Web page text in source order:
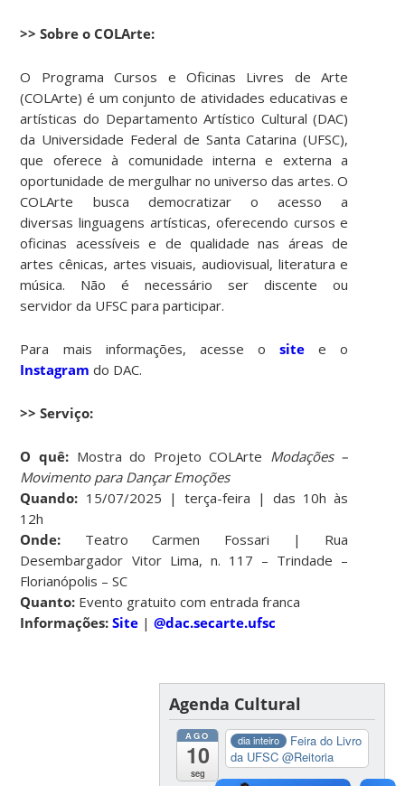
>> Sobre o COLArte:
O Programa Cursos e Oficinas Livres de Arte
(COLArte) é um conjunto de atividades educativas e
artísticas do Departamento Artístico Cultural (DAC)
da Universidade Federal de Santa Catarina (UFSC),
que oferece à comunidade interna e externa a
oportunidade de mergulhar no universo das artes. O
COLArte busca democratizar o acesso a
diversas linguagens artísticas, oferecendo cursos e
oficinas acessíveis e de qualidade nas áreas de
artes cênicas, artes visuais, audiovisual, literatura e
música. Não é necessário ser discente ou
servidor da UFSC para participar.
Para mais informações, acesse osite e o
Instagram do DAC.
>> Serviço:
O quê:Mostra do Projeto COLArte Modações –
Movimento para Dançar Emoções
Quando: 15/07/2025 | terça-feira | das 10h às
12h
Onde: Teatro Carmen Fossari | Rua
Desembargador Vitor Lima, n. 117 – Trindade –
Florianópolis – SC
Quanto: Evento gratuito com entrada franca
Informações: Site |@dac.secarte.ufsc
Agenda Cultural
AGO
10
seg
dia inteiro
Feira do Livro
da UFSC@Reitoria